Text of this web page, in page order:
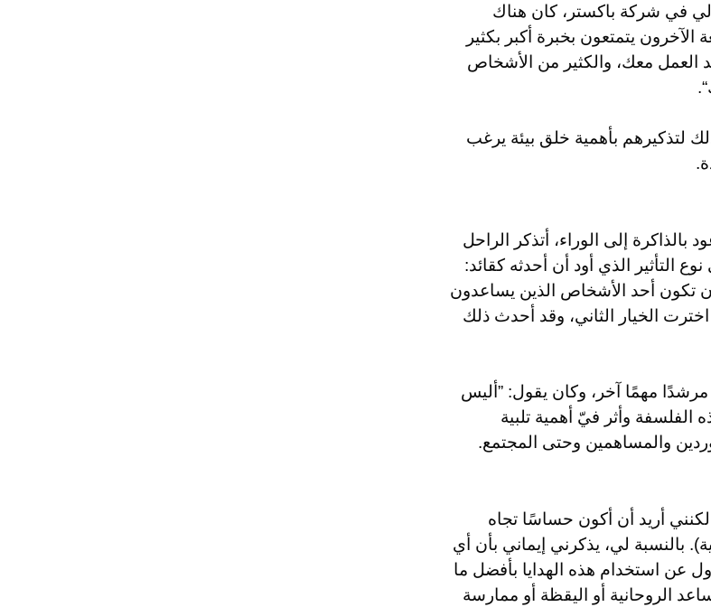
في شركة باكستر، كان هناك
يتمتعون بخبرة أكبر بكثير
العمل معك، والكثير من الأشخاص
لتذكيرهم بأهمية خلق بيئة يرغب
بالذاكرة إلى الوراء، أتذكر الراحل
التأثير الذي أود أن أحدثه كقائد:
تكون أحد الأشخاص الذين يساعدون
الخيار الثاني، وقد أحدث ذلك
مرشدًا مهمًا آخر، وكان يقول: ”أليس
وأثر فيّ أهمية تلبية
والمساهمين وحتى المجتمع.
لكنني أريد أن أكون حساسًا تجاه
بالنسبة لي، يذكرني إيماني بأن أي
عن استخدام هذه الهدايا بأفضل ما
الروحانية أو اليقظة أو ممارسة